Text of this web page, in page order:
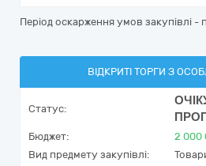
Період оскарження умов закупівлі -
ВІДКРИТІ ТОРГИ З
Статус:
Бюджет: 2 000
Вид предмету закупівлі: